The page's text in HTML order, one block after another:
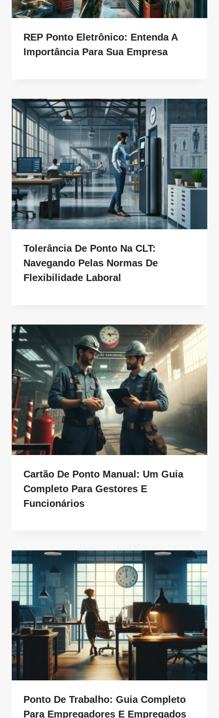
REP Ponto Eletrônico: Entenda A
Importância Para Sua Empresa
Tolerância De Ponto Na CLT:
Navegando Pelas Normas De
Flexibilidade Laboral
Cartão De Ponto Manual: Um Guia
Completo Para Gestores E
Funcionários
Ponto De Trabalho: Guia Completo
Para Empregadores E Empregados